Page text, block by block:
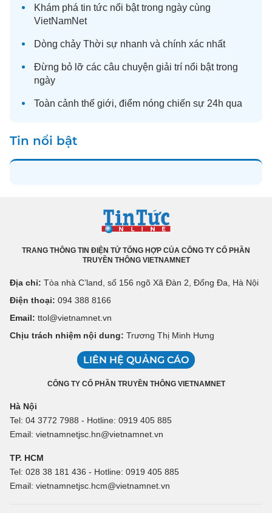
Khám phá tin tức nổi bật trong ngày cùng
VietNamNet
Dòng chảy Thời sự nhanh và chính xác nhất
Đừng bỏ lỡ các câu chuyện giải trí nổi bật trong
ngày
Toàn cảnh thế giới, điểm nóng chiến sự 24h qua
Tin nổi bật
TRANG THÔNG TIN ĐIỆN TỬ TỔNG HỢP CỦA CÔNG TY CỔ PHẦN
TRUYỀN THÔNG VIETNAMNET
Địa chỉ: Tòa nhà C’land, số 156 ngõ Xã Đàn 2, Đống Đa, Hà Nội
Điện thoại: 094 388 8166
Email: ttol@vietnamnet.vn
Chịu trách nhiệm nội dung: Trương Thị Minh Hưng
LIÊN HỆ QUẢNG CÁO
CÔNG TY CỔ PHẦN TRUYỀN THÔNG VIETNAMNET
Hà Nội
Tel: 04 3772 7988 - Hotline: 0919 405 885
Email: vietnamnetjsc.hn@vietnamnet.vn
TP. HCM
Tel: 028 38 181 436 - Hotline: 0919 405 885
Email: vietnamnetjsc.hcm@vietnamnet.vn